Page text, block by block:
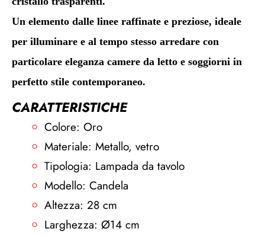
Un elemento dalle linee raffinate e preziose, ideale
per illuminare e al tempo stesso arredare con
particolare eleganza camere da letto e soggiorni in
perfetto stile contemporaneo.
CARATTERISTICHE
Colore: Oro
Materiale: Metallo, vetro
Tipologia: Lampada da tavolo
Modello: Candela
Altezza: 28 cm
Larghezza: Ø14 cm